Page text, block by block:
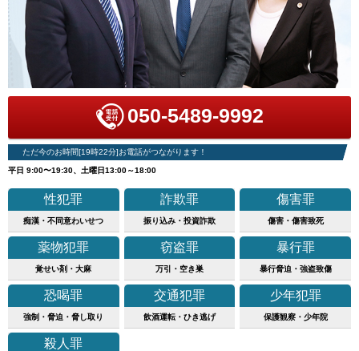
050-5489-9992
ただ今のお時間[19時22分]お電話がつながります！
平日 9:00〜19:30、土曜日13:00～18:00
性犯罪
痴漢・不同意わいせつ
詐欺罪
振り込み・投資詐欺
傷害罪
傷害・傷害致死
薬物犯罪
覚せい剤・大麻
窃盗罪
万引・空き巣
暴行罪
暴行脅迫・強盗致傷
恐喝罪
強制・脅迫・脅し取り
交通犯罪
飲酒運転・ひき逃げ
少年犯罪
保護観察・少年院
殺人罪